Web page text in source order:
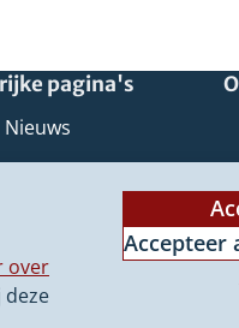
over
deze
Accepteer
pagina's
Nieuws
Over NEO
Overijssel